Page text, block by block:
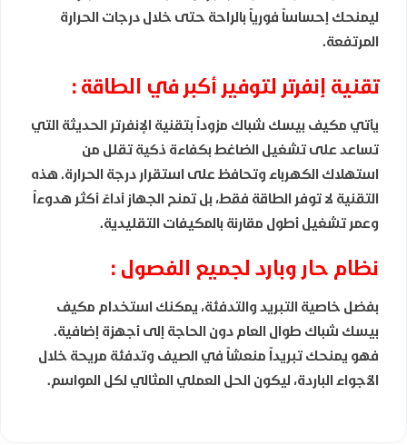
ليمنحك إحساساً فورياً بالراحة حتى خلال درجات الحرارة
المرتفعة.
تقنية إنفرتر لتوفير أكبر في الطاقة :
يأتي مكيف بيسك شباك مزوداً بتقنية الإنفرتر الحديثة التي
تساعد على تشغيل الضاغط بكفاءة ذكية تقلل من
استهلاك الكهرباء وتحافظ على استقرار درجة الحرارة. هذه
التقنية لا توفر الطاقة فقط، بل تمنح الجهاز أداءً أكثر هدوءاً
وعمر تشغيل أطول مقارنة بالمكيفات التقليدية.
نظام حار وبارد لجميع الفصول :
بفضل خاصية التبريد والتدفئة، يمكنك استخدام مكيف
بيسك شباك طوال العام دون الحاجة إلى أجهزة إضافية.
فهو يمنحك تبريداً منعشاً في الصيف وتدفئة مريحة خلال
الأجواء الباردة، ليكون الحل العملي المثالي لكل المواسم.